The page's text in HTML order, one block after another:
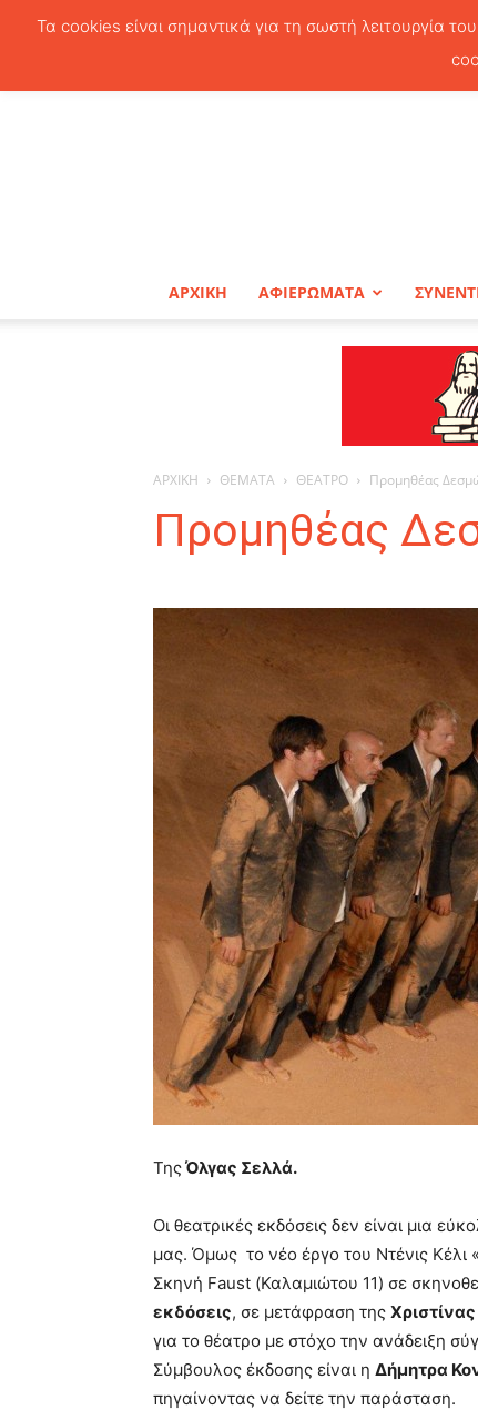
ΑΡΧΙΚΗ ΑΦΙΕΡΩΜΑΤΑ
ΑΡΧΙΚΗ ΘΕΜΑΤΑ ΘΕΑΤΡΟ Προμηθέας
Προμηθέας
ΤηςΌλγας Σελλά.
Οι θεατρικές εκδόσεις δεν είναι μια
μας. Όμως το νέο έργο του Ντένις Κέλι
Σκηνή Faust (Καλαμιώτου 11) σε
εκδόσεις, σε μετάφραση της
για το θέατρο με στόχο την ανάδειξη
Σύμβουλος έκδοσης είναι η Δήμητρα
πηγαίνοντας να δείτε την παράσταση.
Τα cookies είναι σημαντικά για τη σωστή λειτουργία